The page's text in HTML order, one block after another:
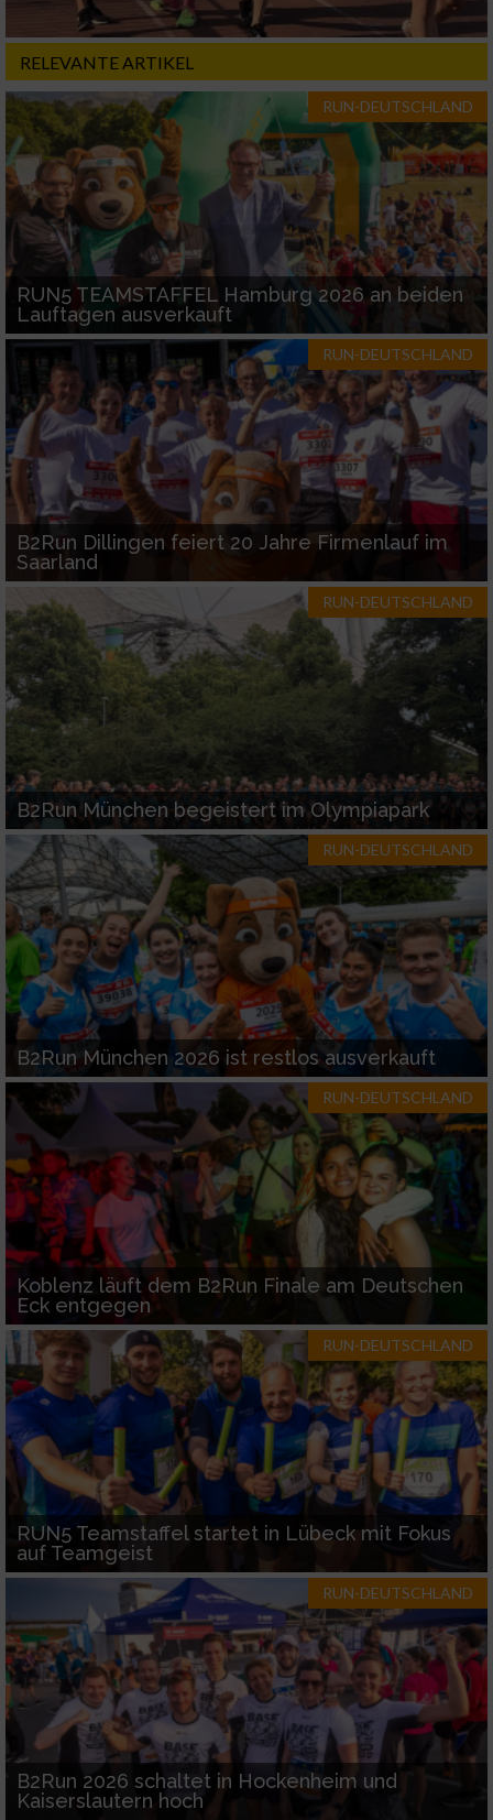
RELEVANTE ARTIKEL
RUN-DEUTSCHLAND
RUN5 TEAMSTAFFEL Hamburg 2026 an beiden
Lauftagen ausverkauft
RUN-DEUTSCHLAND
B2Run Dillingen feiert 20 Jahre Firmenlauf im
Saarland
RUN-DEUTSCHLAND
B2Run München begeistert im Olympiapark
RUN-DEUTSCHLAND
B2Run München 2026 ist restlos ausverkauft
RUN-DEUTSCHLAND
Koblenz läuft dem B2Run Finale am Deutschen
Eck entgegen
RUN-DEUTSCHLAND
RUN5 Teamstaffel startet in Lübeck mit Fokus
auf Teamgeist
RUN-DEUTSCHLAND
B2Run 2026 schaltet in Hockenheim und
Kaiserslautern hoch